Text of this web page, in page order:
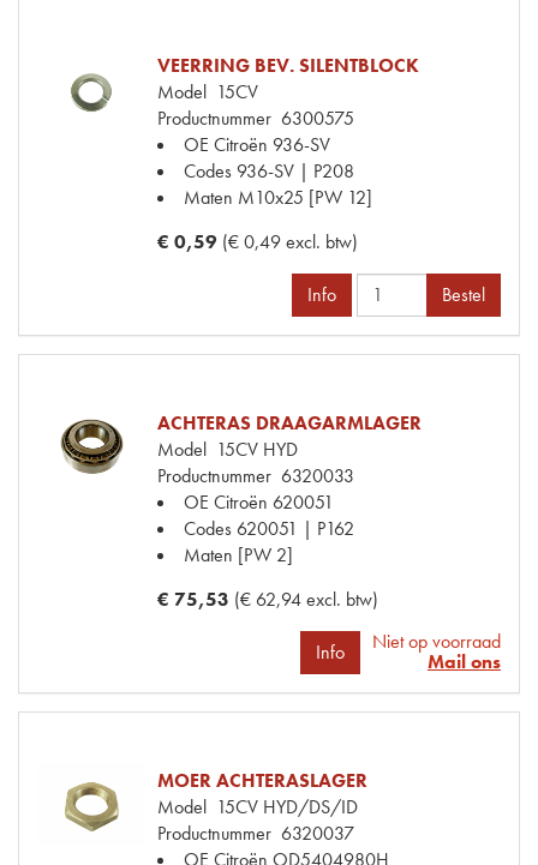
VEERRING BEV. SILENTBLOCK
Model 15CV
Productnummer 6300575
OE Citroën 936-SV
Codes 936-SV | P208
Maten M10x25 [PW 12]
€ 0,59 (€ 0,49 excl. btw)
Info Bestel
ACHTERAS DRAAGARMLAGER
Model 15CV HYD
Productnummer 6320033
OE Citroën 620051
Codes 620051 | P162
Maten [PW 2]
€ 75,53 (€ 62,94 excl. btw)
Info
Niet op voorraad
Mail ons
MOER ACHTERASLAGER
Model 15CV HYD/DS/ID
Productnummer 6320037
OE Citroën OD5404980H